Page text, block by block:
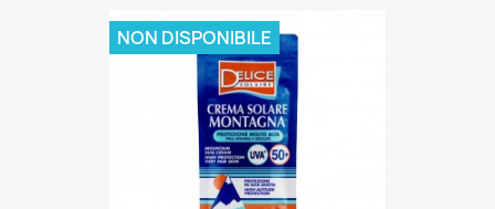
NON DISPONIBILE